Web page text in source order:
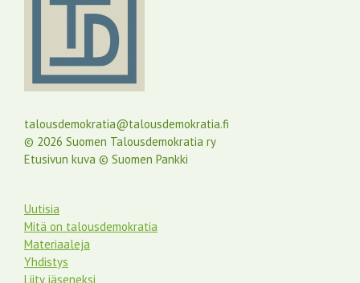
talousdemokratia@talousdemokratia.fi
© 2026 Suomen Talousdemokratia ry
Etusivun kuva © Suomen Pankki
Uutisia
Mitä on talousdemokratia
Materiaaleja
Yhdistys
Liity jäseneksi